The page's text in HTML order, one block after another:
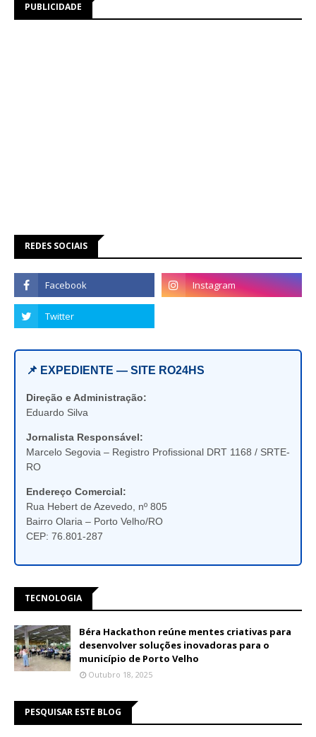
PUBLICIDADE
REDES SOCIAIS
📌 EXPEDIENTE — SITE RO24HS
Direção e Administração:
Eduardo Silva
Jornalista Responsável:
Marcelo Segovia – Registro Profissional DRT 1168 / SRTE-
RO
Endereço Comercial:
Rua Hebert de Azevedo, nº 805
Bairro Olaria – Porto Velho/RO
CEP: 76.801-287
TECNOLOGIA
Béra Hackathon reúne mentes criativas para
desenvolver soluções inovadoras para o
município de Porto Velho
Outubro 18, 2025
PESQUISAR ESTE BLOG